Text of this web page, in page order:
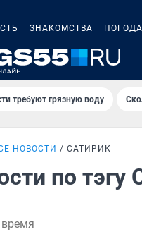
ЗНАКОМСТВА ПОГОДА
требуют грязную воду
НОВОСТИ САТИРИК
по тэгу